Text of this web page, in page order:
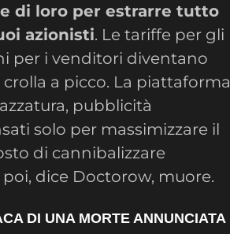
di loro per estrarre tutto
azionisti. Le tariffe per gli
per i venditori diventano
a picco. La piattaforma
pubblicità
solo per massimizzare il
di cannibalizzare
poi, dice Doctorow, muore.
DI UNA MORTE ANNUNCIATA